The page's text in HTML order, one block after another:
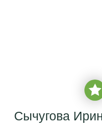
10 000 пациентов
бесплатная консультация